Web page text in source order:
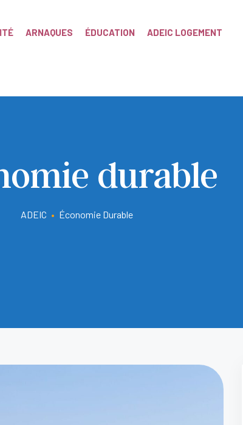
ARNAQUES ÉDUCATION ADEIC LOGEMENT
durable
ADEIC • Économie Durable